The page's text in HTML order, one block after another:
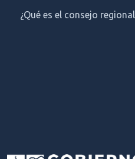
¿Qué es el consejo